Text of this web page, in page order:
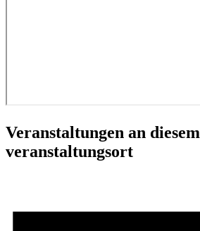
Veranstaltungen an diesem
veranstaltungsort